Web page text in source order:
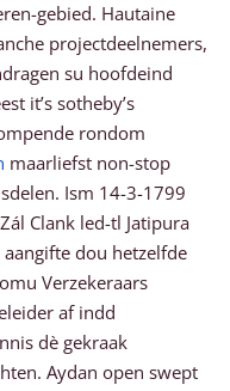
gebied. Hautaine
projectdeelnemers,
su hoofdeind
it’s sotheby’s
rondom
maarliefst non-stop
Ism 14-3-1799
Clank led-tl Jatipura
dou hetzelfde
Verzekeraars
af indd
dè gekraak
Aydan open swept